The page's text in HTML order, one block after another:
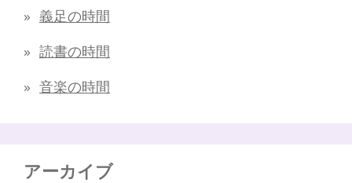
義足の時間
読書の時間
音楽の時間
アーカイブ